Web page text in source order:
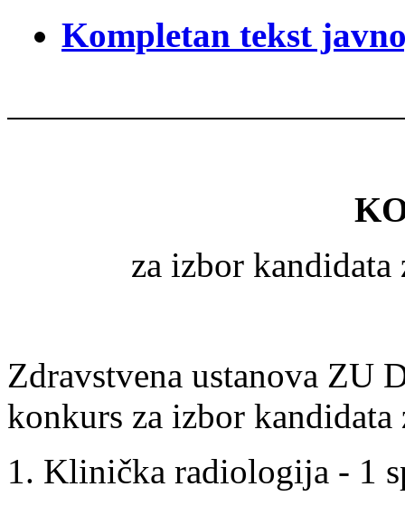
Kompletan tekst
za izbor
Zdravstvena ustanova ZU
konkurs za izbor
Klinička radiologija - 1